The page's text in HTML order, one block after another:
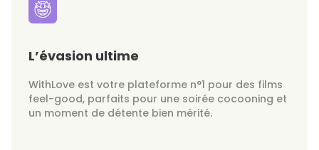
L’évasion ultime
WithLove est votre plateforme n°1 pour des films
feel-good, parfaits pour une soirée cocooning et
un moment de détente bien mérité.